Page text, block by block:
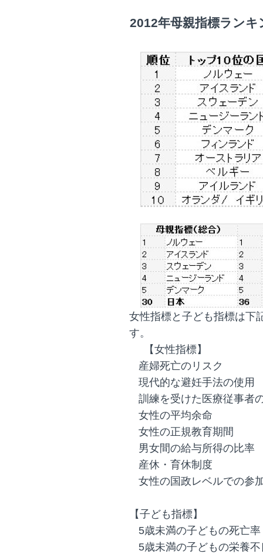
2012年母親指標ラン
女性指標と子ども指標は下
す。
【女性指標】
産婦死亡のリスク
現代的な避妊手法の使用
訓練を受けた医療従事者
女性の平均余命
女性の正規教育期間
男女間の給与所得の比率
産休・育休制度
女性の国政レベルでの参
【子ども指標】
5歳未満の子どもの死亡率
5歳未満の子どもの栄養